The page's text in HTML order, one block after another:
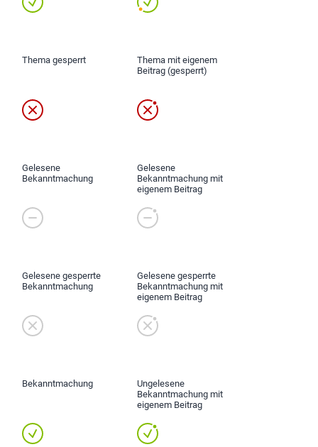
Thema gesperrt
Thema mit eigenem
Beitrag (gesperrt)
Gelesene
Bekanntmachung
Gelesene
Bekanntmachung mit
eigenem Beitrag
Gelesene gesperrte
Bekanntmachung
Gelesene gesperrte
Bekanntmachung mit
eigenem Beitrag
Bekanntmachung
Ungelesene
Bekanntmachung mit
eigenem Beitrag